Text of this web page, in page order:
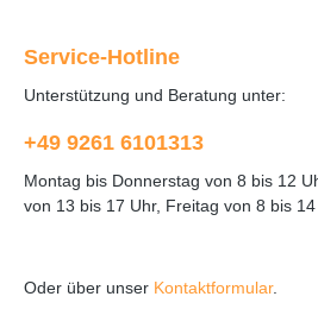
Service-Hotline
Unterstützung und Beratung unter:
+49 9261 6101313
Montag bis Donnerstag von 8 bis 12
von 13 bis 17 Uhr, Freitag von 8 bis
Oder über unser Kontaktformular.